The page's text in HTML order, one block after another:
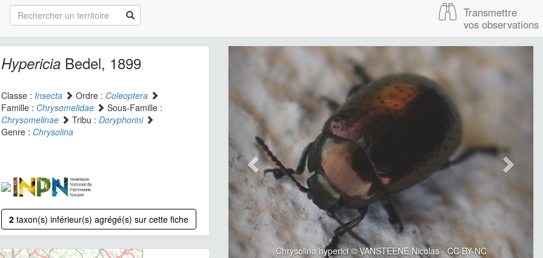
Transmettre
vos observations
HypericiaBedel, 1899
Classe : Insecta Ordre : Coleoptera
Famille : Chrysomelidae
Sous-Famille :
Chrysomelinae
Tribu : Doryphorini
Genre : Chrysolina
2 taxon(s) inférieur(s) agrégé(s) sur cette fiche
Chrysolina hyperici © VANSTEENE Nicolas - CC BY-NC